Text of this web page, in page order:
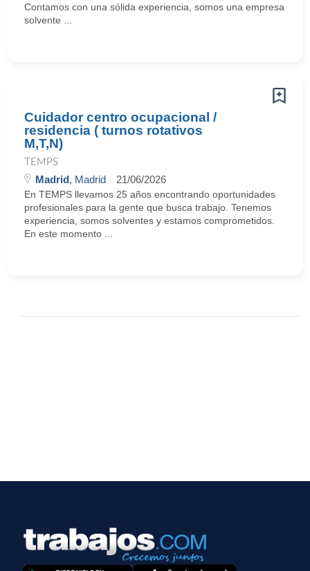
Contamos con una sólida experiencia, somos una empresa
solvente ...
Cuidador centro ocupacional /
residencia ( turnos rotativos
M,T,N)
TEMPS
Madrid, Madrid 21/06/2026
En TEMPS llevamos 25 años encontrando oportunidades
profesionales para la gente que busca trabajo. Tenemos
experiencia, somos solventes y estamos comprometidos.
En este momento ...